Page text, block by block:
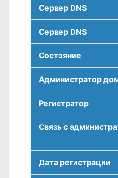
Сервер DNS
Сервер DNS
Соcтояние
Администратор
Регистратор
Связь с
Дата регистрации